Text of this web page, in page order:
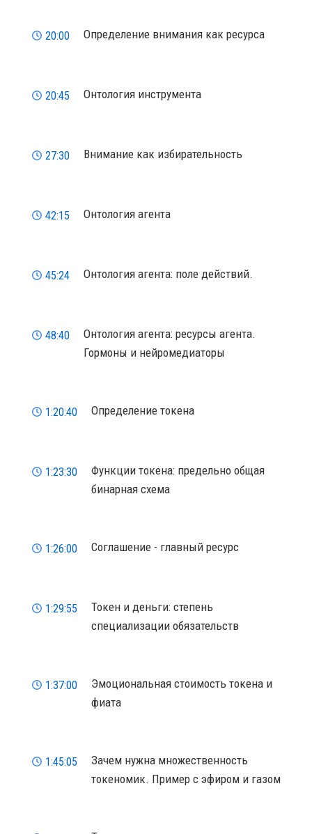
20:00 Определение внимания как ресурса
20:45 Онтология инструмента
27:30 Внимание как избирательность
42:15 Онтология агента
45:24 Онтология агента: поле действий.
48:40
Онтология агента: ресурсы агента.
Гормоны и нейромедиаторы
1:20:40 Определение токена
1:23:30
Функции токена: предельно общая
бинарная схема
1:26:00 Соглашение - главный ресурс
1:29:55
Токен и деньги: степень
специализации обязательств
1:37:00
Эмоциональная стоимость токена и
фиата
1:45:05
Зачем нужна множественность
токеномик. Пример с эфиром и газом